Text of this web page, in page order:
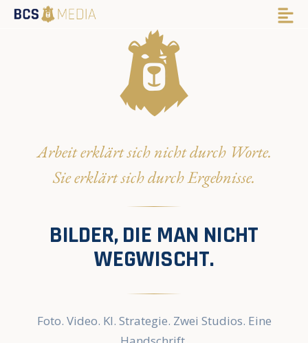
Arbeit erklärt sich nicht durch Worte.
Sie erklärt sich durch Ergebnisse.
BILDER, DIE MAN NICHT
WEGWISCHT.
Foto. Video. KI. Strategie. Zwei Studios. Eine